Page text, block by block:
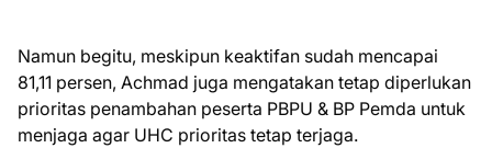
Namun begitu, meskipun keaktifan sudah mencapai
81,11 persen, Achmad juga mengatakan tetap diperlukan
prioritas penambahan peserta PBPU & BP Pemda untuk
menjaga agar UHC prioritas tetap terjaga.